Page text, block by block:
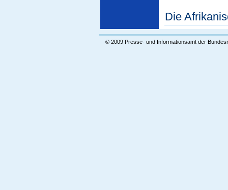
Die
© 2009 Presse- und Informationsamt der